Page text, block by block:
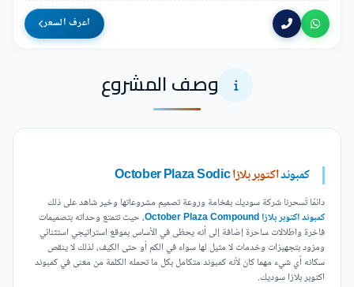
اعرف السعر
وصف المشروع
كمبونداكتوبر بلازاOctober Plaza Sodic
دائمًا تُسحرنا شركة سوديك بفخامة وروعة تصميم مشروعاتها وخير شاهد على ذلك
كمبوند اكتوبر بلازا October Plaza Compound
، حيث تتمتع وحداته بتصميمات
فاخرة واطلالات ساحرة إضافة إلى أنه يحظى في الأساس بموقع استراتيجي استثنائي
ومزود بتجهيزات وخدمات لا مثيل لها سواء في الكم أو حتى الكيف، لذلك لا ينقص
سكانه أي شيء مهما كان لأنه كمبوند متكامل بكل ما تحمله الكلمة من معنى في كمبوند
اكتوبر بلازا سوديك.